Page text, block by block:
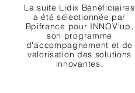
La suite Lidix Bénéficiaires
a été sélectionnée par
Bpifrance pour INNOV'up,
son programme
d'accompagnement et de
valorisation des solutions
innovantes.